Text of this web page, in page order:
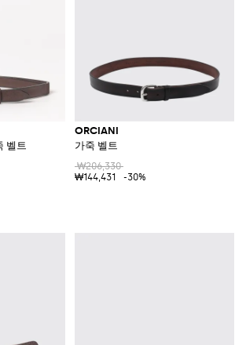
벨트
ORCIANI
가죽 벨트
₩206,330
₩144,431
-30%